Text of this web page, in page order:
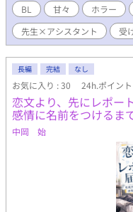
BL 甘々 ホラー
先生×アシスタント
受
長編 完結 なし
お気に入り : 30 24h.ポイン
恋文より、先にレポー
感情に名前をつけるま
中岡 始